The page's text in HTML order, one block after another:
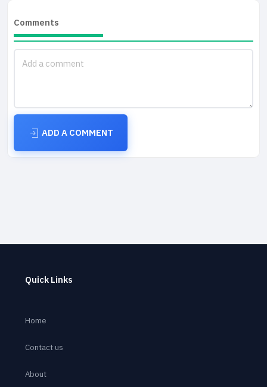
Comments
ADD A COMMENT
Quick Links
Home
Contact us
About